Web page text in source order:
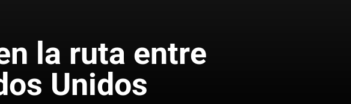
la ruta entre
Unidos